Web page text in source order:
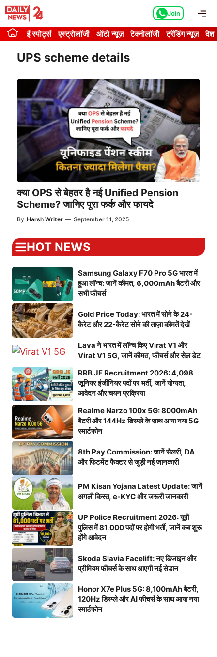
Skip
content
Join
ई स्पोर्ट्स एस्ट्रोलॉजी ऑटो न्यूज़ टेक्नोलॉजी ट्रेंडिंग न्यूज़ देश
UPS scheme details
क्या OPS से बेहतर है नई Unified Pension
Scheme? जानिए पूरा फर्क और फायदे
By Harsh Writer — September 11, 2025
HOT NEWS
Samsung Galaxy F70 Pro 5G भारत में
हुआ लॉन्च: जानें कीमत, 6,000mAh बैटरी और
सभी फीचर्स
Gold Price Today: भारत में सोने के 24-
कैरेट और 22-कैरेट सोने की ताज़ा कीमतें देखें
Lava ने भारत में लॉन्च किए Virat V1 और
Virat V1 5G, जानें कीमत, फीचर्स और सेल डेट
RRB JE Recruitment 2026: 4,098
जूनियर इंजीनियर पदों पर भर्ती, जानें योग्यता,
आवेदन और चयन प्रक्रिया
Realme Narzo 100x 5G: 8000mAh
बैटरी और 144Hz डिस्प्ले के साथ आया नया 5G
स्मार्टफोन
8th Pay Commission: जानें सैलरी, DA
और फिटमेंट फैक्टर से जुड़ी नई जानकारी
PM Kisan Yojana Latest Update: जानें
अगली किस्त, e-KYC और जरूरी जानकारी
UP Police Recruitment 2026: यूपी
पुलिस में 81,000 पदों पर होगी भर्ती, जानें कब शुरू
होंगे आवेदन
Skoda Slavia Facelift: नए डिजाइन और
प्रीमियम फीचर्स के साथ आएगी नई सेडान
Honor X7e Plus 5G: 8,100mAh बैटरी,
120Hz डिस्प्ले और AI फीचर्स के साथ आया नया
स्मार्टफोन